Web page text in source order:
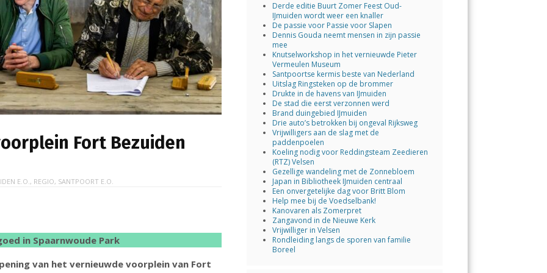
Fort Bezuiden
E.O., REGIO, SANTPOORT E.O.
in Spaarnwoude Park
van het vernieuwde voorplein van Fort
Derde editie Buurt Zomer Feest Oud-
IJmuiden wordt weer een knaller
De passie voor Passie voor Slapen
Dennis Gouda neemt mensen in zijn passie
mee
Knutselworkshop in het vernieuwde Pieter
Vermeulen Museum
Santpoortse kermis beste van Nederland
Uitslag Ringsteken op de brommer
Drukte in de havens van IJmuiden
De stad die eerst verzonnen werd
Brand duingebied IJmuiden
Drie auto’s betrokken bij ongeval Rijksweg
Vrijwilligers aan de slag met de
paddenpoelen
Koeling nodig voor Reddingsteam Zeedieren
(RTZ) Velsen
Gezellige wandeling met de Zonnebloem
Japan in Bibliotheek IJmuiden centraal
Een onvergetelijke dag voor Britt Blom
Help mee bij de Voedselbank!
Kanovaren als Zomerpret
Zangavond in de Nieuwe Kerk
Vrijwilliger in Velsen
Rondleiding langs de sporen van familie
Boreel